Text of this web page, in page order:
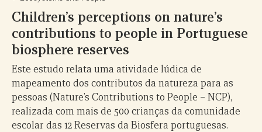
Children’s perceptions on nature’s
contributions to people in Portuguese
biosphere reserves
Este estudo relata uma atividade lúdica de
mapeamento dos contributos da natureza para as
pessoas (Nature’s Contributions to People – NCP),
realizada com mais de 500 crianças da comunidade
escolar das 12 Reservas da Biosfera portuguesas.